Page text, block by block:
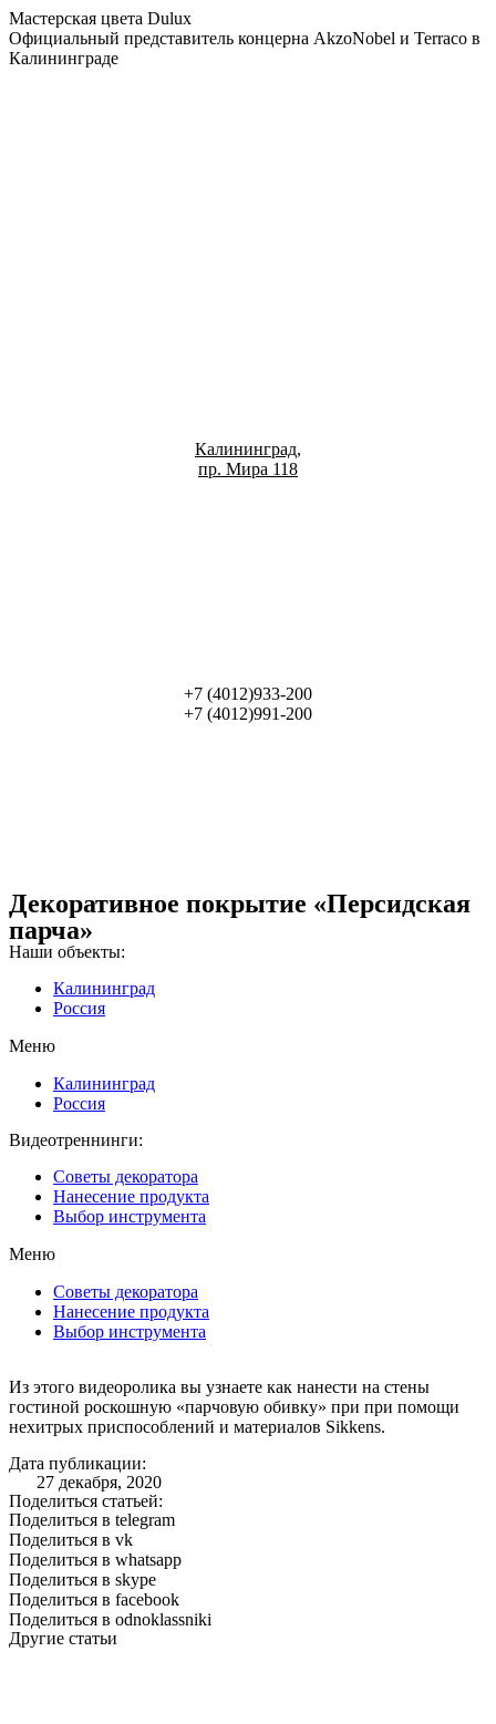
Мастерская цвета Dulux
Официальный представитель концерна AkzoNobel и Terraco в
Калининграде
Калининград,
пр. Мира 118
+7 (4012)933-200
+7 (4012)991-200
Декоративное покрытие «Персидская
парча»
Наши объекты:
Калининград
Россия
Меню
Калининград
Россия
Видеотреннинги:
Советы декоратора
Нанесение продукта
Выбор инструмента
Меню
Советы декоратора
Нанесение продукта
Выбор инструмента
Из этого видеоролика вы узнаете как нанести на стены
гостиной роскошную «парчовую обивку» при при помощи
нехитрых приспособлений и материалов Sikkens.
Дата публикации:
27 декабря, 2020
Поделиться статьей:
Поделиться в telegram
Поделиться в vk
Поделиться в whatsapp
Поделиться в skype
Поделиться в facebook
Поделиться в odnoklassniki
Другие статьи